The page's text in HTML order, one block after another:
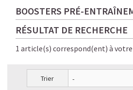
BOOSTERS PRÉ-
RÉSULTAT DE RECHERCHE
1 article(s) correspond(ent) à
Trier